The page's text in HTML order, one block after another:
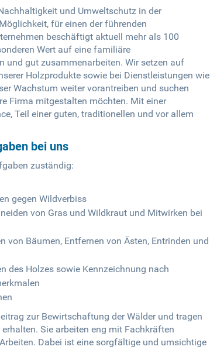
und Umweltschutz in der
für einen der führenden
beschäftigt aktuell mehr als 100
Wert auf eine familiäre
und gut zusammenarbeiten. Wir setzen auf
Holzprodukte sowie bei Dienstleistungen wie
Wachstum weiter vorantreiben und suchen
Firma mitgestalten möchten. Mit einer
Teil einer guten, traditionellen und vor allem
bei uns
zuständig:
gegen Wildverbiss
von Gras und Wildkraut und Mitwirken bei
von Bäumen, Entfernen von Ästen, Entrinden und
des Holzes sowie Kennzeichnung nach
zur Bewirtschaftung der Wälder und tragen
Sie arbeiten eng mit Fachkräften
Dabei ist eine sorgfältige und umsichtige